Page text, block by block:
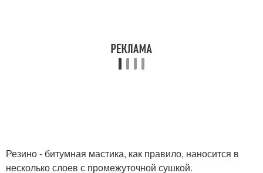
Резино - битумная мастика, как правило, наносится в
несколько слоев с промежуточной сушкой.